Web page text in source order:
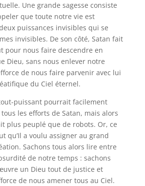
Une grande sagesse consiste
que toute notre vie est
puissances invisibles qui se
invisibles. De son côté, Satan fait
pour nous faire descendre en
Dieu, sans nous enlever notre
de nous faire parvenir avec lui
du Ciel éternel.
puissant pourrait facilement
les efforts de Satan, mais alors
plus peuplé que de robots. Or, ce
qu’Il a voulu assigner au grand
Sachons tous alors lire entre
de notre temps : sachons
un Dieu tout de justice et
de nous amener tous au Ciel.